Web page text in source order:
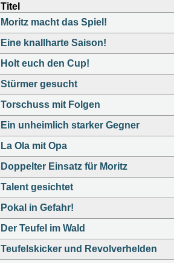
Titel
Moritz macht das Spiel!
Eine knallharte Saison!
Holt euch den Cup!
Stürmer gesucht
Torschuss mit Folgen
Ein unheimlich starker Gegner
La Ola mit Opa
Doppelter Einsatz für Moritz
Talent gesichtet
Pokal in Gefahr!
Der Teufel im Wald
Teufelskicker und Revolverhelden